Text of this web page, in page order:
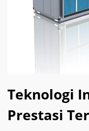
Teknologi
Prestasi